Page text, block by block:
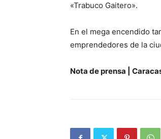
«Trabuco Gaitero».
En el mega encendido
emprendedores de la
Nota de prensa |